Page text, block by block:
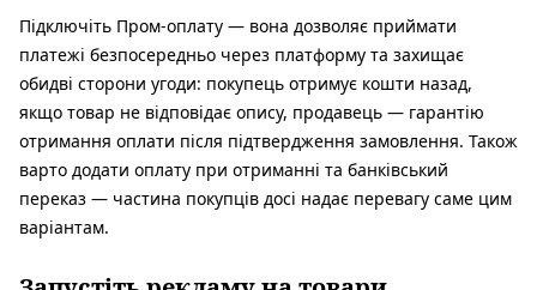
Підключіть Пром-оплату — вона дозволяє приймати
платежі безпосередньо через платформу та захищає
обидві сторони угоди: покупець отримує кошти назад,
якщо товар не відповідає опису, продавець — гарантію
отримання оплати після підтвердження замовлення. Також
варто додати оплату при отриманні та банківський
переказ — частина покупців досі надає перевагу саме цим
варіантам.